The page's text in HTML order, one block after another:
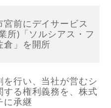
宮前にデイサービス
所)「ソルシアス・フ
倉」を開所
を行い、当社が営むシ
する権利義務を、株式
に承継